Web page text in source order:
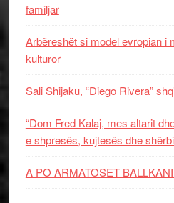
familjar
Arbëreshët si model evropian i
kulturor
Sali Shijaku, “Diego Rivera”
“Dom Fred Kalaj, mes altarit
e shpresës, kujtesës dhe
A PO ARMATOSET